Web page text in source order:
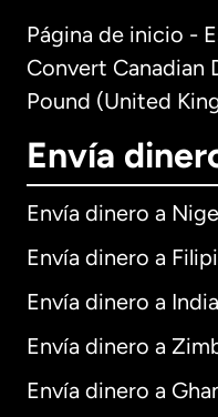
Página de inicio -
Convert Canadian
Pound (United
Envía
Envía dinero a
Envía dinero a
Envía dinero a India
Envía dinero a
Envía dinero a